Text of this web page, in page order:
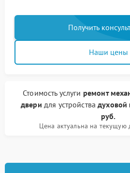
Получить
Наши цены
Стоимость услуги ремонт
двери для устройства
руб.
Цена актуальна на текущую